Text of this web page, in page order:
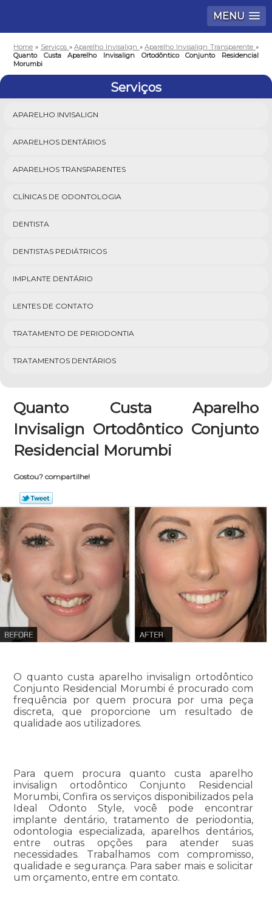
MENU
Home » Serviços »Aparelho Invisalign »Aparelho Invisalign Transparente »
Quanto Custa Aparelho Invisalign Ortodôntico Conjunto Residencial
Morumbi
Serviços
APARELHO INVISALIGN
APARELHOS DENTÁRIOS
APARELHOS TRANSPARENTES
CLÍNICAS DE ODONTOLOGIA
DENTISTA
DENTISTAS PEDIÁTRICOS
IMPLANTE DENTÁRIO
LENTES DE CONTATO
TRATAMENTO DE PERIODONTIA
TRATAMENTOS DENTÁRIOS
Quanto Custa Aparelho
Invisalign Ortodôntico Conjunto
Residencial Morumbi
Gostou? compartilhe!
O quanto custa aparelho invisalign ortodôntico
Conjunto Residencial Morumbi é procurado com
frequência por quem procura por uma peça
discreta, que proporcione um resultado de
qualidade aos utilizadores.
Para quem procura quanto custa aparelho
invisalign ortodôntico Conjunto Residencial
Morumbi, Confira os serviços disponibilizados pela
Ideal Odonto Style, você pode encontrar
implante dentário, tratamento de periodontia,
odontologia especializada, aparelhos dentários,
entre outras opções para atender suas
necessidades. Trabalhamos com compromisso,
qualidade e segurança. Para saber mais e solicitar
um orçamento, entre em contato.